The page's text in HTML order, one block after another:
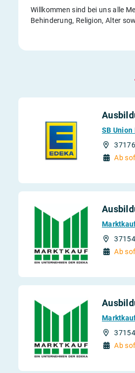
Willkommen sind bei uns alle
Behinderung, Religion, Alter
SB
Ab
Ab
Ab